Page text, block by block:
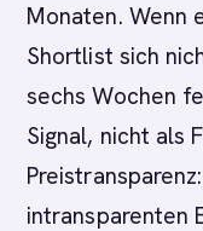
Monaten. Wenn
Shortlist sich
sechs Wochen
Signal, nicht als
intransparenten